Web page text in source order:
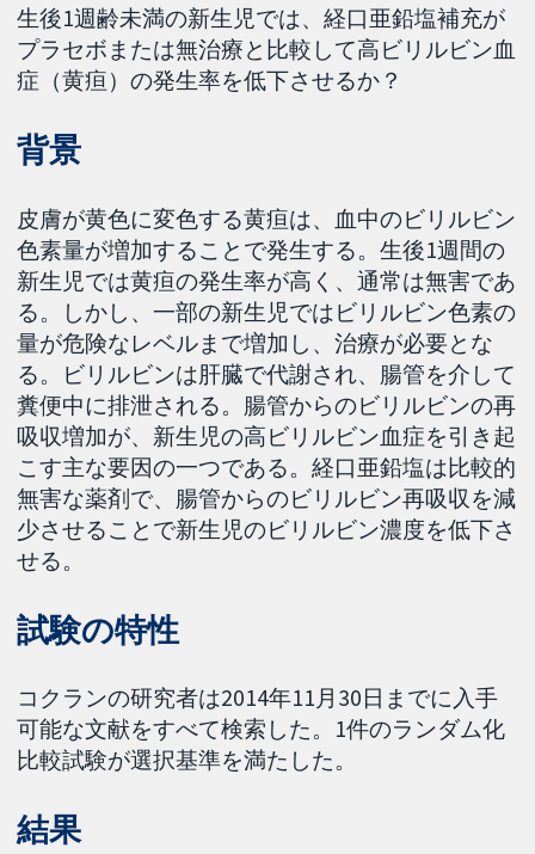
生後1週齢未満の新生児では、経口亜鉛塩補充が
プラセボまたは無治療と比較して高ビリルビン血
症（黄疸）の発生率を低下させるか？
背景
皮膚が黄色に変色する黄疸は、血中のビリルビン
色素量が増加することで発生する。生後1週間の
新生児では黄疸の発生率が高く、通常は無害であ
る。しかし、一部の新生児ではビリルビン色素の
量が危険なレベルまで増加し、治療が必要とな
る。ビリルビンは肝臓で代謝され、腸管を介して
糞便中に排泄される。腸管からのビリルビンの再
吸収増加が、新生児の高ビリルビン血症を引き起
こす主な要因の一つである。経口亜鉛塩は比較的
無害な薬剤で、腸管からのビリルビン再吸収を減
少させることで新生児のビリルビン濃度を低下さ
せる。
試験の特性
コクランの研究者は2014年11月30日までに入手
可能な文献をすべて検索した。1件のランダム化
比較試験が選択基準を満たした。
結果